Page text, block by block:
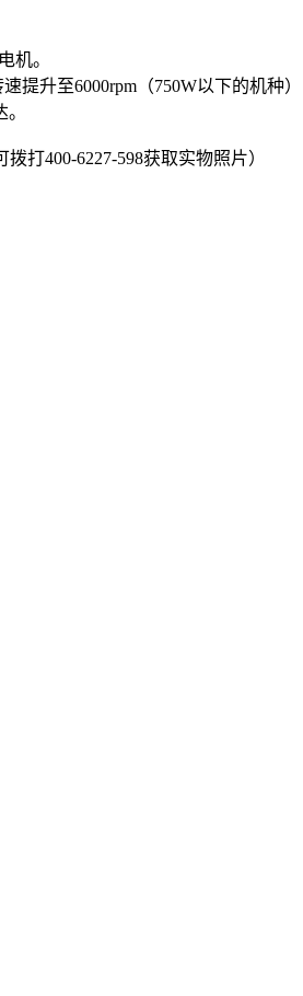
机。
提升至6000rpm（750W以下的机
打400-6227-598获取实物照片）